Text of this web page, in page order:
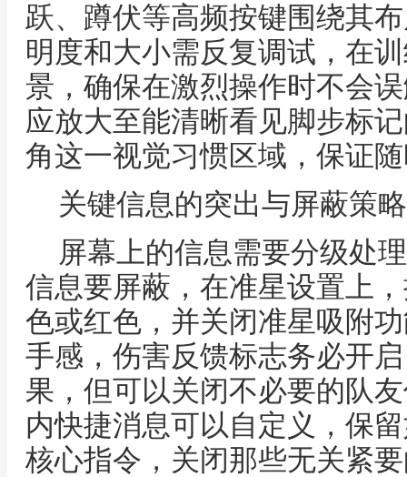
跃、蹲伏等高频按键围绕其
明度和大小需反复调试，在
景，确保在激烈操作时不会
应放大至能清晰看见脚步标
角这一视觉习惯区域，保证
关键信息的突出与屏蔽策略
屏幕上的信息需要分级处
信息要屏蔽，在准星设置上
色或红色，并关闭准星吸附
手感，伤害反馈标志务必开
果，但可以关闭不必要的队
内快捷消息可以自定义，保
核心指令，关闭那些无关紧